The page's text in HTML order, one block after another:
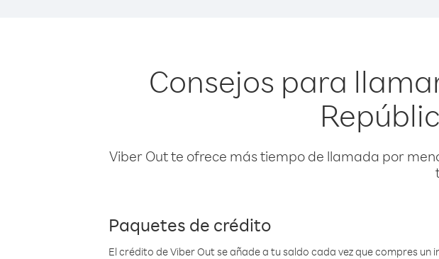
Consejos para
Viber Out te ofrece más tiempo de llamada por
Paquetes de crédito
El crédito de Viber Out se añade a tu saldo cada vez que compres